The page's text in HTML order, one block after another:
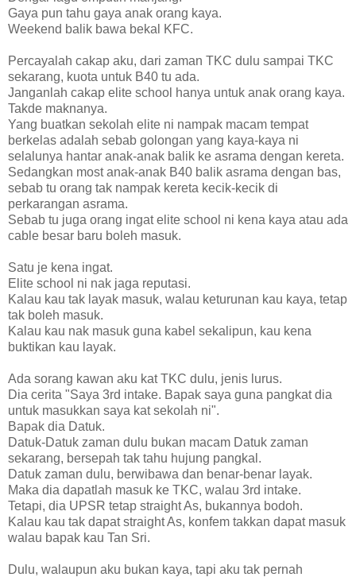
Gaya pun tahu gaya anak orang kaya.
Weekend balik bawa bekal KFC.
Percayalah cakap aku, dari zaman TKC dulu sampai TKC
sekarang, kuota untuk B40 tu ada.
Janganlah cakap elite school hanya untuk anak orang kaya.
Takde maknanya.
Yang buatkan sekolah elite ni nampak macam tempat
berkelas adalah sebab golongan yang kaya-kaya ni
selalunya hantar anak-anak balik ke asrama dengan kereta.
Sedangkan most anak-anak B40 balik asrama dengan bas,
sebab tu orang tak nampak kereta kecik-kecik di
perkarangan asrama.
Sebab tu juga orang ingat elite school ni kena kaya atau ada
cable besar baru boleh masuk.
Satu je kena ingat.
Elite school ni nak jaga reputasi.
Kalau kau tak layak masuk, walau keturunan kau kaya, tetap
tak boleh masuk.
Kalau kau nak masuk guna kabel sekalipun, kau kena
buktikan kau layak.
Ada sorang kawan aku kat TKC dulu, jenis lurus.
Dia cerita "Saya 3rd intake. Bapak saya guna pangkat dia
untuk masukkan saya kat sekolah ni".
Bapak dia Datuk.
Datuk-Datuk zaman dulu bukan macam Datuk zaman
sekarang, bersepah tak tahu hujung pangkal.
Datuk zaman dulu, berwibawa dan benar-benar layak.
Maka dia dapatlah masuk ke TKC, walau 3rd intake.
Tetapi, dia UPSR tetap straight As, bukannya bodoh.
Kalau kau tak dapat straight As, konfem takkan dapat masuk
walau bapak kau Tan Sri.
Dulu, walaupun aku bukan kaya, tapi aku tak pernah